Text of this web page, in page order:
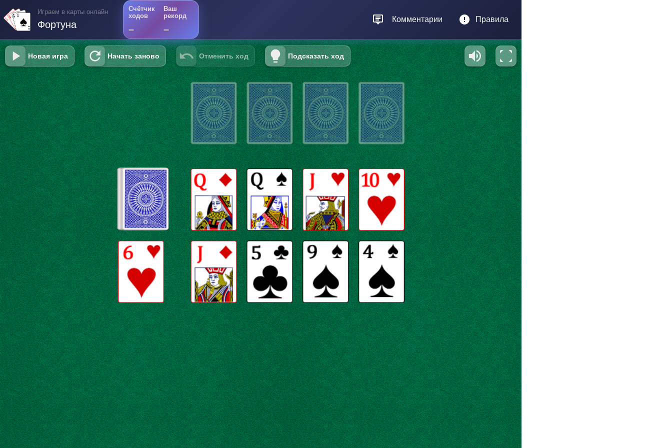
Играем в карты онлайн
Фортуна
Счётчик
ходов
–
Ваш
рекорд
–
Комментарии Правила
Новая игра Начать заново Отменить ход Подсказать ход